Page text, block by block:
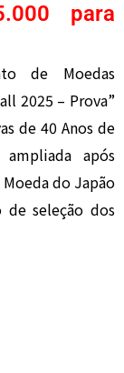
para
de Moedas
2025 – Prova”
de 40 Anos de
após
do Japão
de seleção dos